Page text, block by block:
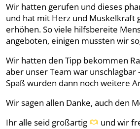
Wir hatten gerufen und dieses
und hat mit Herz und Muskelkraft
erhöhen. So viele hilfsbereite
angeboten, einigen mussten wir
Wir hatten den Tipp bekommen
aber unser Team war
Spaß wurden dann noch weitere
Wir sagen allen Danke, auch den
Ihr alle seid großartig
und wir